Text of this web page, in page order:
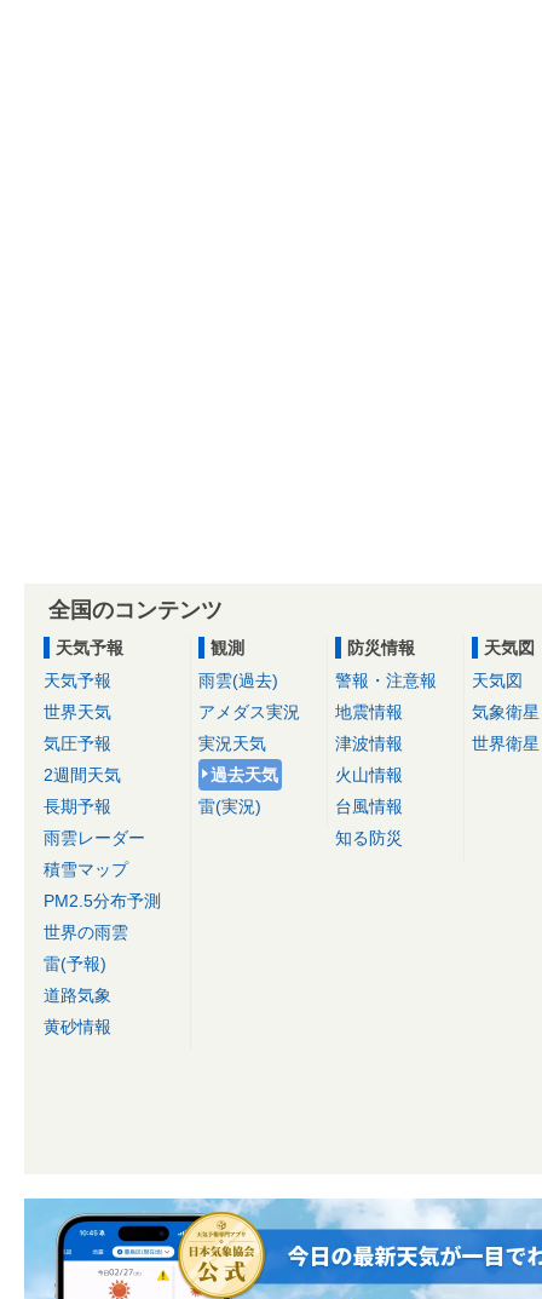
全国のコンテンツ
天気予報
天気予報
世界天気
気圧予報
2週間天気
長期予報
雨雲レーダー
積雪マップ
PM2.5分布予測
世界の雨雲
雷(予報)
道路気象
黄砂情報
観測
雨雲(過去)
アメダス実況
実況天気
過去天気
雷(実況)
防災情報
警報・注意報
地震情報
津波情報
火山情報
台風情報
知る防災
天気図
天気図
気象衛星
世界衛星